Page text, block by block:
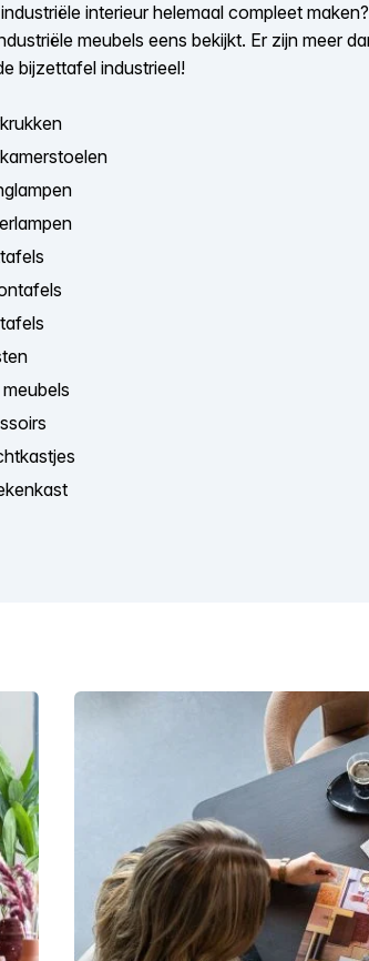
interieur helemaal compleet
meubels eens bekijkt. Er zijn meer
bijzettafel industrieel!